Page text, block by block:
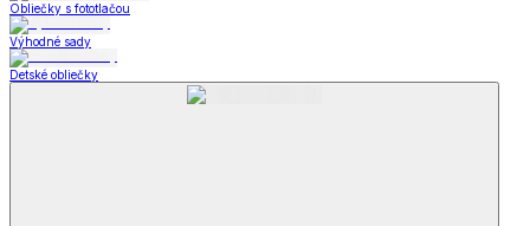
Obliečky s fototlačou
Výhodné sady
Detské obliečky